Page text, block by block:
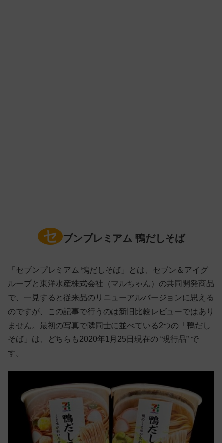
セ ブンプレミアム 鴨だしそば
「セブンプレミアム 鴨だしそば」とは、セブン＆アイグ
ループと東洋水産株式会社（マルちゃん）の共同開発商品
で、一見すると従来品のリニューアルバージョンに思える
のですが、この記事で行うのは新旧比較レビューではあり
ません。最初の写真で隣同士に並べている2つの「鴨だし
そば」は、どちらも2020年1月25日現在の “現行品” で
す。